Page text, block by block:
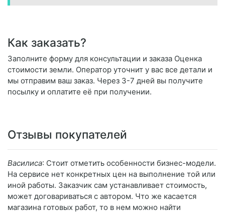
Как заказать?
Заполните форму для консультации и заказа Оценка
стоимости земли. Оператор уточнит у вас все детали и
мы отправим ваш заказ. Через 3-7 дней вы получите
посылку и оплатите её при получении.
Отзывы покупателей
Василиса: Стоит отметить особенности бизнес-модели.
На сервисе нет конкретных цен на выполнение той или
иной работы. Заказчик сам устанавливает стоимость,
может договариваться с автором. Что же касается
магазина готовых работ, то в нем можно найти